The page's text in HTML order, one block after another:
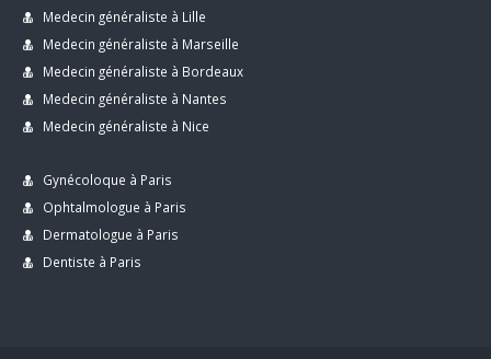
Medecin généraliste à Lille
Medecin généraliste à Marseille
Medecin généraliste à Bordeaux
Medecin généraliste à Nantes
Medecin généraliste à Nice
Gynécoloque à Paris
Ophtalmologue à Paris
Dermatologue à Paris
Dentiste à Paris